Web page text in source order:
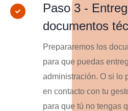
Paso 3 -
documentos
Prepararemos los
para que puedas
administración. O si lo
en contacto con tu
para que tú no tengas